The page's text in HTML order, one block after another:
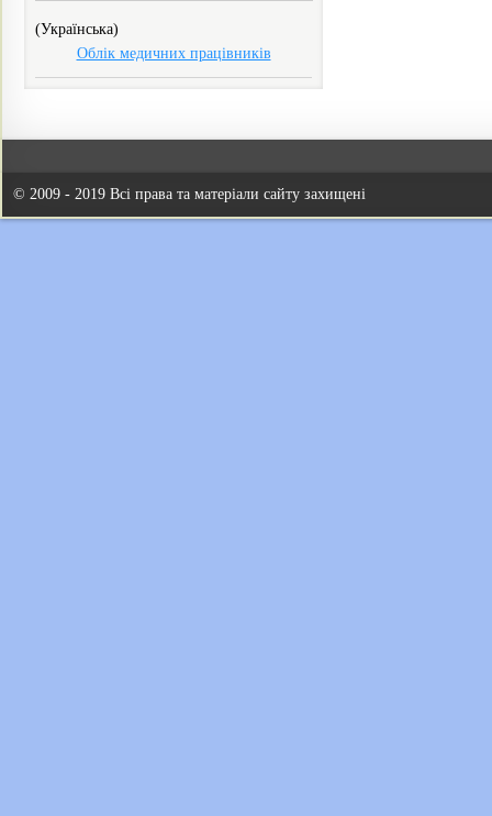
(Українська)
Облік медичних працівників
© 2009 - 2019 Всі права та матеріали сайту захищені